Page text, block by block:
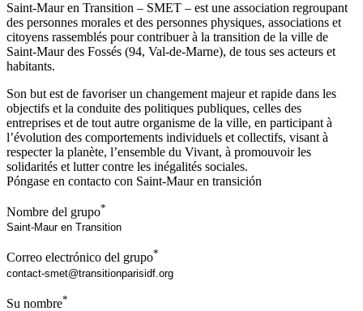
Saint-Maur en Transition – SMET – est une association regroupant
des personnes morales et des personnes physiques, associations et
citoyens rassemblés pour contribuer à la transition de la ville de
Saint-Maur des Fossés (94, Val-de-Marne), de tous ses acteurs et
habitants.
Son but est de favoriser un changement majeur et rapide dans les
objectifs et la conduite des politiques publiques, celles des
entreprises et de tout autre organisme de la ville, en participant à
l’évolution des comportements individuels et collectifs, visant à
respecter la planète, l’ensemble du Vivant, à promouvoir les
solidarités et lutter contre les inégalités sociales.
Póngase en contacto con Saint-Maur en transición
Nombre del grupo*
Correo electrónico del grupo*
Su nombre*